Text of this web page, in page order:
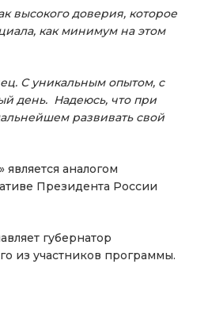
высокого доверия, которое
как минимум на этом
С уникальным опытом, с
день. Надеюсь, что при
развивать свой
аналогом
Президента России
губернатор
из участников программы.